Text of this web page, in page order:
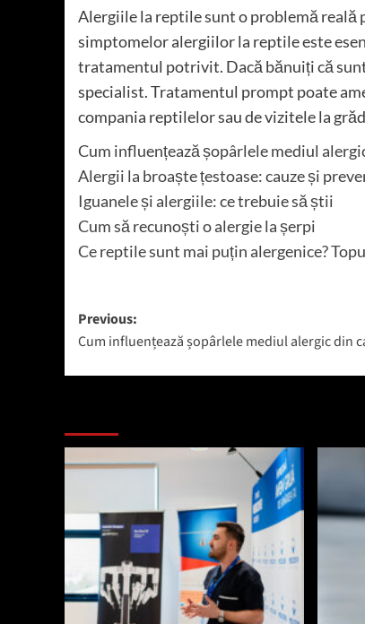
Alergiile la reptile sunt o problemă reală
simptomelor alergiilor la reptile este
tratamentul potrivit. Dacă bănuiți că
specialist. Tratamentul prompt poate
compania reptilelor sau de vizitele la
Cum influențează șopârlele mediul
Alergii la broaște țestoase: cauze și
Iguanele și alergiile: ce trebuie să știi
Cum să recunoști o alergie la șerpi
Ce reptile sunt mai puțin alergenice?
Post
navigation
Previous:
Cum influențează șopârlele mediul alergic din